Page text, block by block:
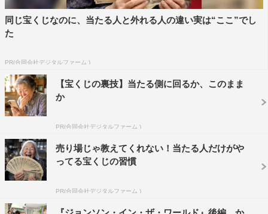
2時間スペシャルで送る今回の新企画は「ジョンソン・イ
ン・ザ・ワールド」。ジョンソンメンバーそれぞれがイン
誰もが一度は見ているであろう世界でバズっている動画に
登場する人や場所を訪ね、バズる動画を撮影する。その動
画を1週間公開し、8人の動画の総再生回数1000万回突破
を目指す。
1000万回再生されたら賞金100万円。そこからさらに500
万回再生されるごとに賞金50万円が上乗せされる。しか
し、10万回再生に満たない「NOバズり動画」は失格とな
りノーカウント。スタジオでほかのメンバーたちから厳し
いコメントをぶつけられてしまう。果たしてジョンソンメ
同じ宝くじなのに、当たる人と外れる人の違い実は“ここ”でし
た
PR(合同会社デジタルファーム )
【宝くじの裏技】当たる側に回るか、このまま
か
PR(合同会社デジタルファーム )
売り場じゃ教えてくれない！当たる人だけがや
ってる宝くじの習慣
PR(合同会社デジタルファーム )